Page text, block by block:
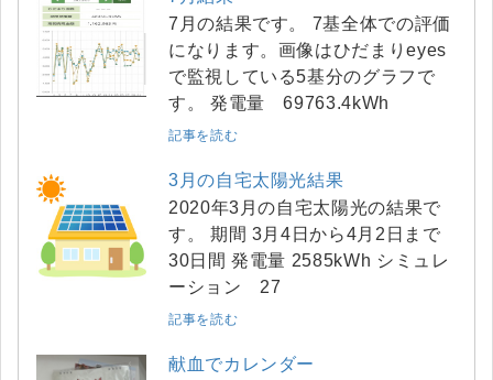
7月の結果です。 7基全体での評価
になります。画像はひだまりeyes
で監視している5基分のグラフで
す。 発電量 69763.4kWh
記事を読む
3月の自宅太陽光結果
2020年3月の自宅太陽光の結果で
す。 期間 3月4日から4月2日まで
30日間 発電量 2585kWh シミュレ
ーション 27
記事を読む
献血でカレンダー